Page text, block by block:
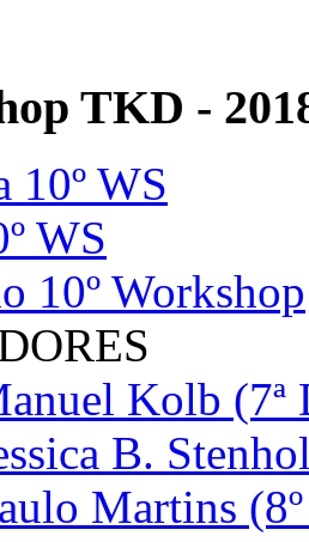
TKD -
10º WS
WS
10º Workshop
Kolb (7ª
B.
Martins